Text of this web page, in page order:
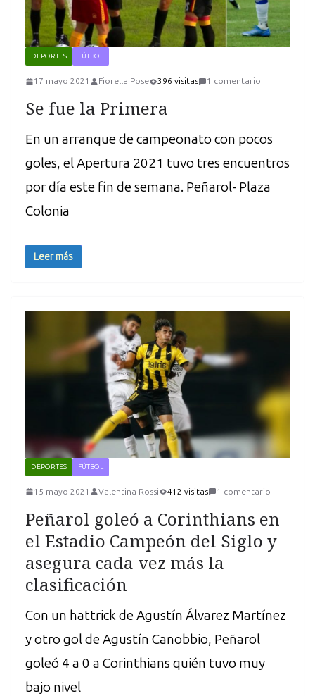
DEPORTES FÚTBOL
17 mayo 2021 Fiorella Pose 396 visitas 1 comentario
Se fue la Primera
En un arranque de campeonato con pocos
goles, el Apertura 2021 tuvo tres encuentros
por día este fin de semana. Peñarol- Plaza
Colonia
Leer más
DEPORTES FÚTBOL
15 mayo 2021 Valentina Rossi 412 visitas 1 comentario
Peñarol goleó a Corinthians en
el Estadio Campeón del Siglo y
asegura cada vez más la
clasificación
Con un hattrick de Agustín Álvarez Martínez
y otro gol de Agustín Canobbio, Peñarol
goleó 4 a 0 a Corinthians quién tuvo muy
bajo nivel